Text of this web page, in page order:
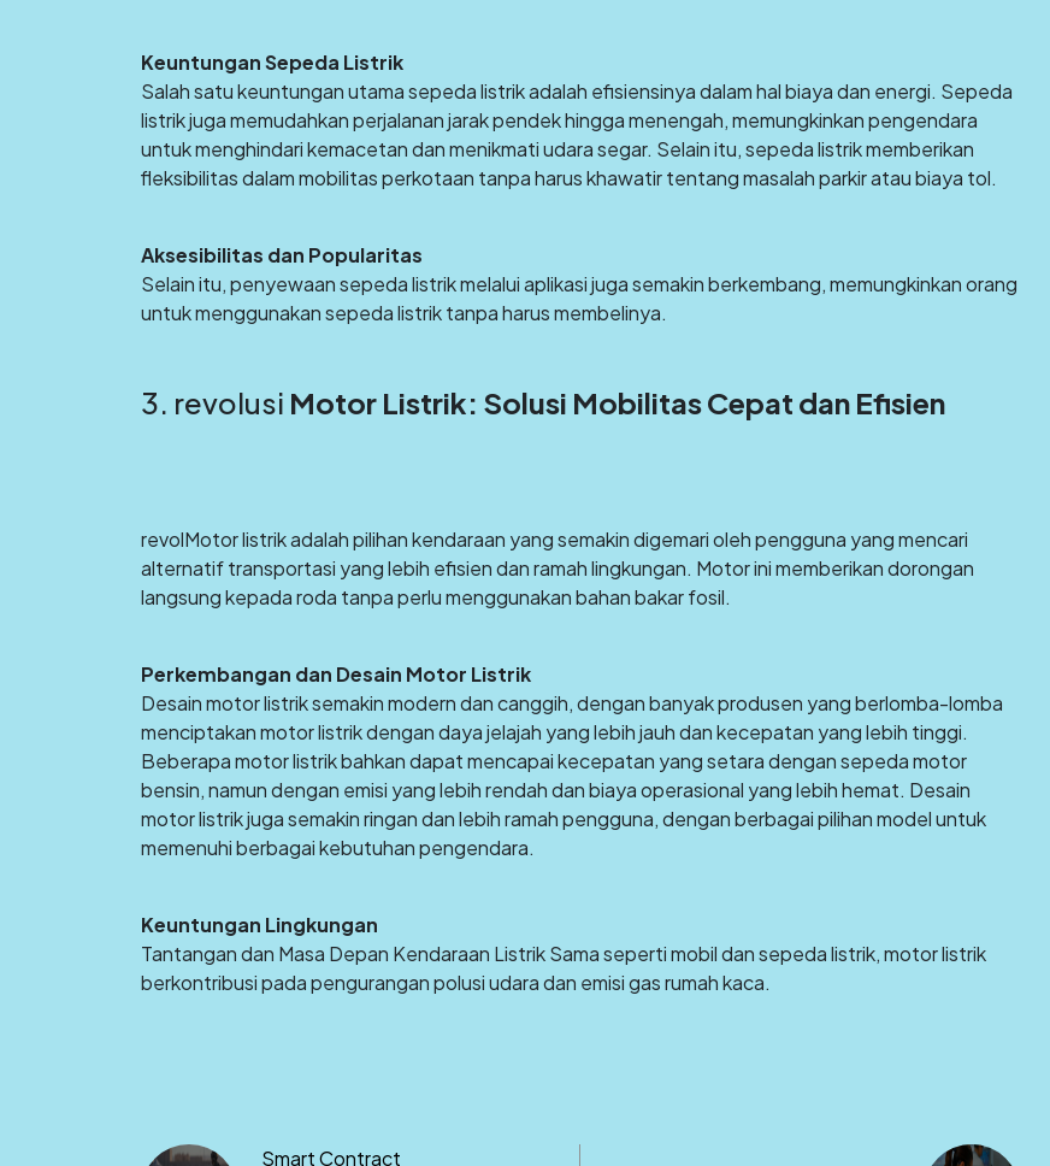
Keuntungan Sepeda Listrik
Salah satu keuntungan utama sepeda listrik adalah efisiensinya dalam hal biaya dan energi. Sepeda
listrik juga memudahkan perjalanan jarak pendek hingga menengah, memungkinkan pengendara
untuk menghindari kemacetan dan menikmati udara segar. Selain itu, sepeda listrik memberikan
fleksibilitas dalam mobilitas perkotaan tanpa harus khawatir tentang masalah parkir atau biaya tol.
Aksesibilitas dan Popularitas
Selain itu, penyewaan sepeda listrik melalui aplikasi juga semakin berkembang, memungkinkan orang
untuk menggunakan sepeda listrik tanpa harus membelinya.
3. revolusi Motor Listrik: Solusi Mobilitas Cepat dan Efisien
revolMotor listrik adalah pilihan kendaraan yang semakin digemari oleh pengguna yang mencari
alternatif transportasi yang lebih efisien dan ramah lingkungan. Motor ini memberikan dorongan
langsung kepada roda tanpa perlu menggunakan bahan bakar fosil.
Perkembangan dan Desain Motor Listrik
Desain motor listrik semakin modern dan canggih, dengan banyak produsen yang berlomba-lomba
menciptakan motor listrik dengan daya jelajah yang lebih jauh dan kecepatan yang lebih tinggi.
Beberapa motor listrik bahkan dapat mencapai kecepatan yang setara dengan sepeda motor
bensin, namun dengan emisi yang lebih rendah dan biaya operasional yang lebih hemat. Desain
motor listrik juga semakin ringan dan lebih ramah pengguna, dengan berbagai pilihan model untuk
memenuhi berbagai kebutuhan pengendara.
Keuntungan Lingkungan
Tantangan dan Masa Depan Kendaraan Listrik Sama seperti mobil dan sepeda listrik, motor listrik
berkontribusi pada pengurangan polusi udara dan emisi gas rumah kaca.
Smart Contract